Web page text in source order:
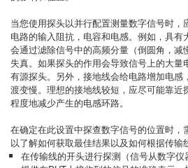
当您使用探头以并行配置测量数字信号时，
电路的输入阻抗，电容和电感。例如，具
会通过滤除信号中的高频分量（倒圆角，
失真。如果探头的作用会导致信号上的大量
有源探头。另外，接地线会给电路增加电感
渡变慢。理想的接地线较短，应尽可能靠
程度地减少产生的电感环路。
在确定在此设置中探查数字信号的位置时，
以了解如何获取最佳结果以及如何根据传输
在传输线的开头进行探测（信号从数字